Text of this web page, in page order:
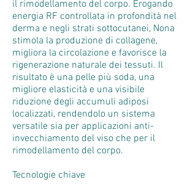
il rimodellamento del corpo. Erogando
energia RF controllata in profondità nel
derma e negli strati sottocutanei, Nona
stimola la produzione di collagene,
migliora la circolazione e favorisce la
rigenerazione naturale dei tessuti. Il
risultato è una pelle più soda, una
migliore elasticità e una visibile
riduzione degli accumuli adiposi
localizzati, rendendolo un sistema
versatile sia per applicazioni anti-
invecchiamento del viso che per il
rimodellamento del corpo.
Tecnologie chiave